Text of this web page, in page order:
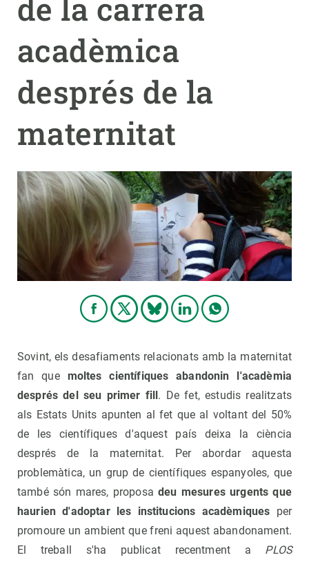
de la carrera
acadèmica
després de la
maternitat
Sovint, els desafiaments relacionats amb la maternitat
fan que moltes científiques abandonin l'acadèmia
després del seu primer fill . De fet, estudis realitzats
als Estats Units apunten al fet que al voltant del 50%
de les científiques d'aquest país deixa la ciència
després de la maternitat. Per abordar aquesta
problemàtica, un grup de científiques espanyoles, que
també són mares, proposadeu mesures urgents que
haurien d'adoptar les institucions acadèmiques per
promoure un ambient que freni aquest abandonament.
El treball s'ha publicat recentment a PLOS
NOTÍCIES I AGENDA